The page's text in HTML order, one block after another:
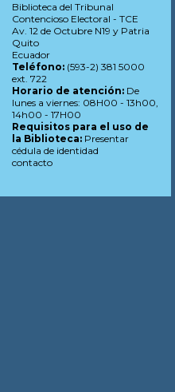
Biblioteca del Tribunal
Contencioso Electoral - TCE
Av. 12 de Octubre N19 y Patria
Quito
Ecuador
Teléfono: (593-2) 381 5000
ext. 722
Horario de atención: De
lunes a viernes: 08H00 - 13h00,
14h00 - 17H00
Requisitos para el uso de
la Biblioteca: Presentar
cédula de identidad
contacto